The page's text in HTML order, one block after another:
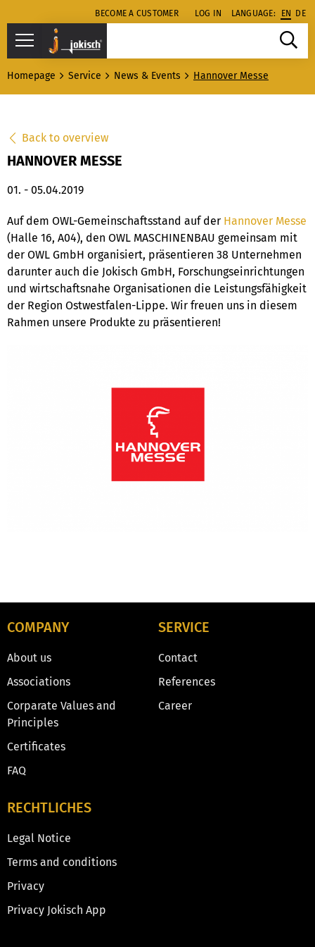
BECOME A CUSTOMER LOG IN LANGUAGE: EN DE
Homepage Service News & Events Hannover Messe
Back to overview
HANNOVER MESSE
01. - 05.04.2019
Auf dem OWL-Gemeinschaftsstand auf der Hannover Messe
(Halle 16, A04), den OWL MASCHINENBAU gemeinsam mit
der OWL GmbH organisiert, präsentieren 38 Unternehmen
darunter auch die Jokisch GmbH, Forschungseinrichtungen
und wirtschaftsnahe Organisationen die Leistungsfähigkeit
der Region Ostwestfalen-Lippe. Wir freuen uns in diesem
Rahmen unsere Produkte zu präsentieren!
COMPANY
About us
Associations
Corparate Values and
Principles
Certificates
FAQ
SERVICE
Contact
References
Career
RECHTLICHES
Legal Notice
Terms and conditions
Privacy
Privacy Jokisch App